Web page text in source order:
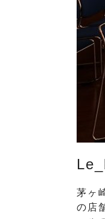
茅ヶ
の店